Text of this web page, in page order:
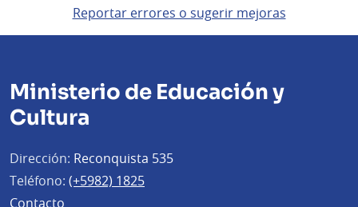
Reportar errores o sugerir mejoras
Ministerio de Educación y
Cultura
Dirección: Reconquista 535
Teléfono: (+5982) 1825
Contacto